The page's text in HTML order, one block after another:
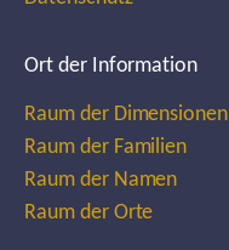
Ort der Information
Raum der Dimensionen
Raum der Familien
Raum der Namen
Raum der Orte